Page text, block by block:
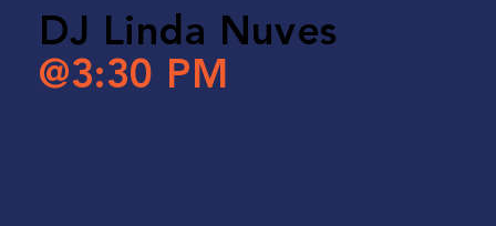
DJ Linda Nuves
@3:30 PM